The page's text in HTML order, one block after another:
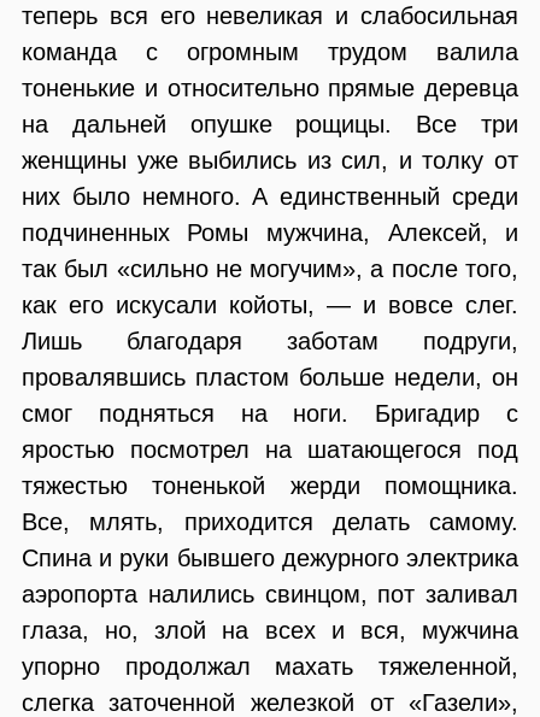
теперь вся его невеликая и слабосильная
команда с огромным трудом валила
тоненькие и относительно прямые деревца
на дальней опушке рощицы. Все три
женщины уже выбились из сил, и толку от
них было немного. А единственный среди
подчиненных Ромы мужчина, Алексей, и
так был «сильно не могучим», а после того,
как его искусали койоты, — и вовсе слег.
Лишь благодаря заботам подруги,
провалявшись пластом больше недели, он
смог подняться на ноги. Бригадир с
яростью посмотрел на шатающегося под
тяжестью тоненькой жерди помощника.
Все, млять, приходится делать самому.
Спина и руки бывшего дежурного электрика
аэропорта налились свинцом, пот заливал
глаза, но, злой на всех и вся, мужчина
упорно продолжал махать тяжеленной,
слегка заточенной железкой от «Газели»,